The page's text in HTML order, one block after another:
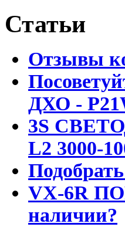
Статьи
Отзывы
ДХО -
3S
L2 3000-
VX-6R
наличии?